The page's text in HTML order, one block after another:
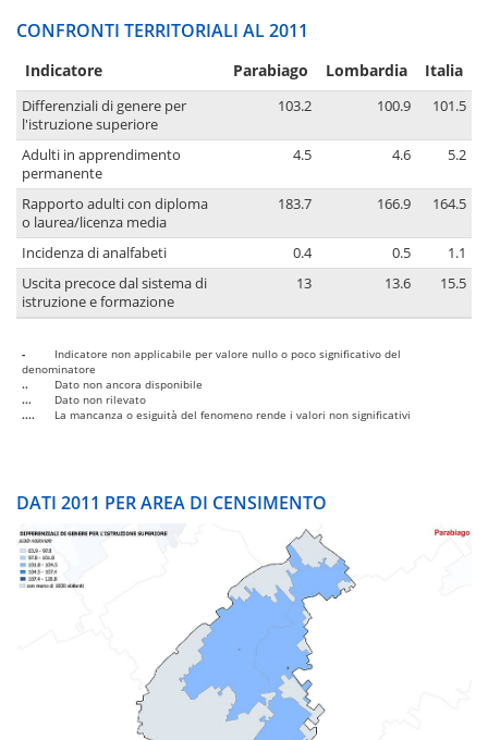
CONFRONTI TERRITORIALI AL 2011
Indicatore Parabiago Lombardia Italia
Differenziali di genere per
l'istruzione superiore
103.2 100.9 101.5
Adulti in apprendimento
permanente
4.5 4.6 5.2
Rapporto adulti con diploma
o laurea/licenza media
183.7 166.9 164.5
Incidenza di analfabeti 0.4 0.5
1.1
Uscita precoce dal sistema di
istruzione e formazione
13 13.6 15.5
-
Indicatore non applicabile per valore nullo o poco significativo del
denominatore
..
Dato non ancora disponibile
...
Dato non rilevato
....
La mancanza o esiguità del fenomeno rende i valori non significativi
DATI 2011 PER AREA DI CENSIMENTO